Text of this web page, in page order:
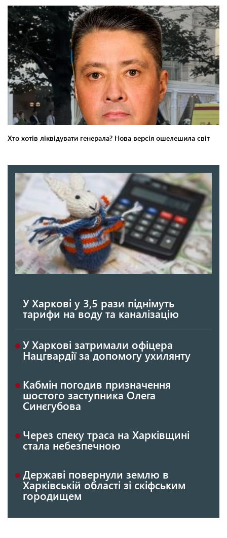
У Харкові у 3,5 рази піднімуть
тарифи на воду та каналізацію
У Харкові затримали офіцера
Нацгвардії за допомогу ухилянту
Кабмін погодив призначення
шостого заступника Олега
Синєгубова
Через спеку траса на Харківщині
стала небезпечною
Державі повернули землю в
Харківській області зі скіфським
городищем